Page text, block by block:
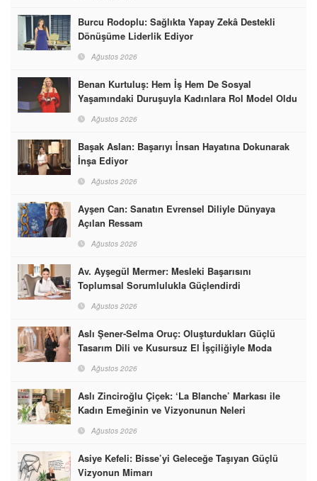
Burcu Rodoplu: Sağlıkta Yapay Zekâ Destekli
Dönüşüme Liderlik Ediyor
Ağustos 2026
Benan Kurtuluş: Hem İş Hem De Sosyal
Yaşamındaki Duruşuyla Kadınlara Rol Model Oldu
Ağustos 2026
Başak Aslan: Başarıyı İnsan Hayatına Dokunarak
İnşa Ediyor
Ağustos 2026
Ayşen Can: Sanatın Evrensel Diliyle Dünyaya
Açılan Ressam
Ağustos 2026
Av. Ayşegül Mermer: Mesleki Başarısını
Toplumsal Sorumlulukla Güçlendirdi
Ağustos 2026
Aslı Şener-Selma Oruç: Oluşturdukları Güçlü
Tasarım Dili ve Kusursuz El İşçiliğiyle Moda
Dünyasına İmzalarını Attılar
Ağustos 2026
Aslı Zinciroğlu Çiçek: ‘La Blanche’ Markası ile
Kadın Emeğinin ve Vizyonunun Neleri
Başarabileceğinin En Güzel Örneğini Sunuyor
Ağustos 2026
Asiye Kefeli: Bisse’yi Geleceğe Taşıyan Güçlü
Vizyonun Mimarı